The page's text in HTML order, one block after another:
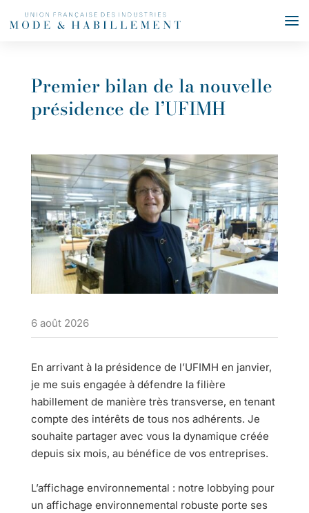
Premier bilan de la nouvelle
présidence de l’UFIMH
6 août 2026
En arrivant à la présidence de l’UFIMH en janvier,
je me suis engagée à défendre la filière
habillement de manière très transverse, en tenant
compte des intérêts de tous nos adhérents. Je
souhaite partager avec vous la dynamique créée
depuis six mois, au bénéfice de vos entreprises.
L’affichage environnemental : notre lobbying pour
un affichage environnemental robuste porte ses